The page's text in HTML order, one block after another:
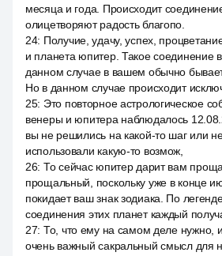
месяца и года. Происходит
олицетворяют радость благопо.
24: Получие, удачу, успех,
и планета юпитер. Такое соединение
данном случае в вашем обычно
Но в данном случае происходит
25: Это повторное астрологическое
венеры и юпитера наблюдалось
вы не решились на какой-то шаг или
использовали какую-то возмож,
26: То сейчас юпитер дарит вам
прощальный, поскольку уже в конце
покидает ваш знак зодиака. По
соединения этих планет каждый
27: То, что ему на самом деле нужно,
очень важный сакральный смысл для